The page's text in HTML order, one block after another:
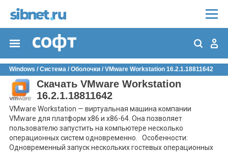
Windows / Система / Оболочки / VMware Workstation 16.2.1.18811642
Скачать VMware Workstation
16.2.1.18811642
VMware Workstation — виртуальная машина компании
VMware для платформ x86 и x86-64. Она позволяет
пользователю запустить на компьютере несколько
операционных систем одновременно. Особенности:
Одновременный запуск нескольких гостевых операционных